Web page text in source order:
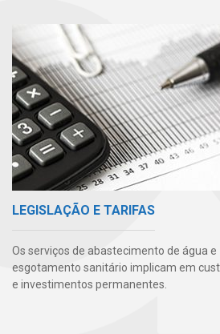
LEGISLAÇÃO E TARIFAS
Os serviços de abastecimento de água e
esgotamento sanitário implicam em
e investimentos permanentes.